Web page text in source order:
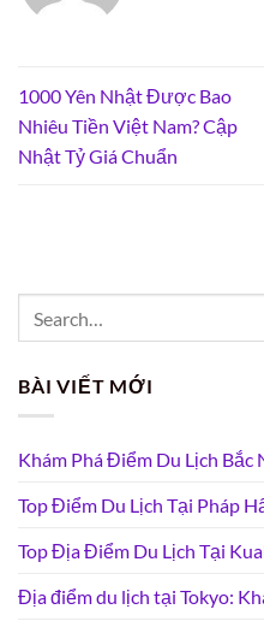
1000 Yên Nhật Được Bao
Nhiêu Tiền Việt Nam? Cập
Nhật Tỷ Giá Chuẩn
BÀI VIẾT MỚI
Khám Phá Điểm Du Lịch
Top Điểm Du Lịch Tại Pháp
Top Địa Điểm Du Lịch Tại
Địa điểm du lịch tại Tokyo: